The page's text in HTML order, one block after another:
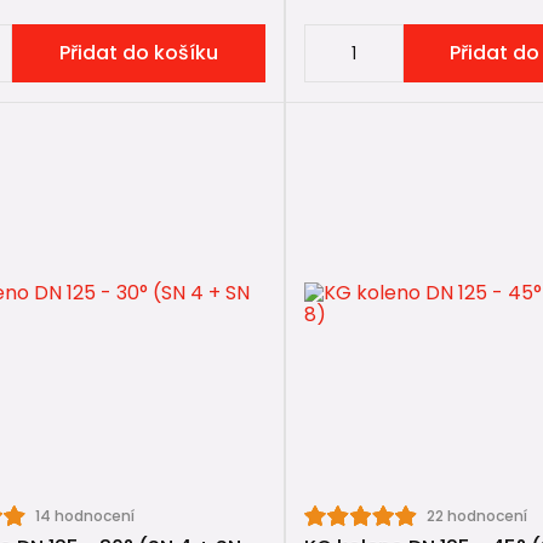
čistou vodu.
svody
větve a dešťová kanalizace
spojujíhrdlovým spojem s pryžovým těsněním,
Přidat do košíku Přidat
14 hodnocení 22 hodnocení